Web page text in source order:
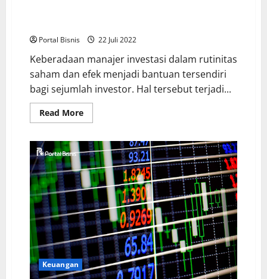
Portal Bisnis 22 Juli 2022
Keberadaan manajer investasi dalam rutinitas
saham dan efek menjadi bantuan tersendiri
bagi sejumlah investor. Hal tersebut terjadi...
Read More
Keuangan